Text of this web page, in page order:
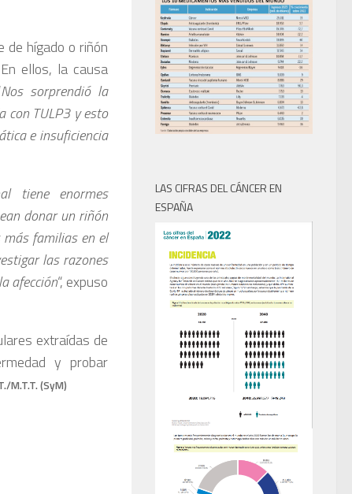
hígado o riñón
ellos, la causa
Nos sorprendió la
con TULP3 y esto
e insuficiencia
tiene enormes
donar un riñón
familias en el
las razones
afección“, expuso
extraídas de
y probar
M.T.T. (SyM)
LAS CIFRAS DEL CÁNCER EN
ESPAÑA